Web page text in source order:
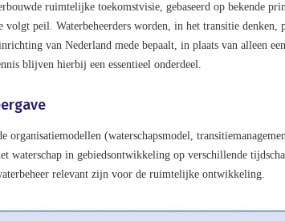
ruimtelijke toekomstvisie, gebaseerd op bekende
peil. Waterbeheerders worden, in het transitie denken,
van Nederland mede bepaalt, in plaats van alleen
blijven hierbij een essentieel onderdeel.
organisatiemodellen (waterschapsmodel,
waterschap in gebiedsontwikkeling op verschillende
relevant zijn voor de ruimtelijke ontwikkeling.